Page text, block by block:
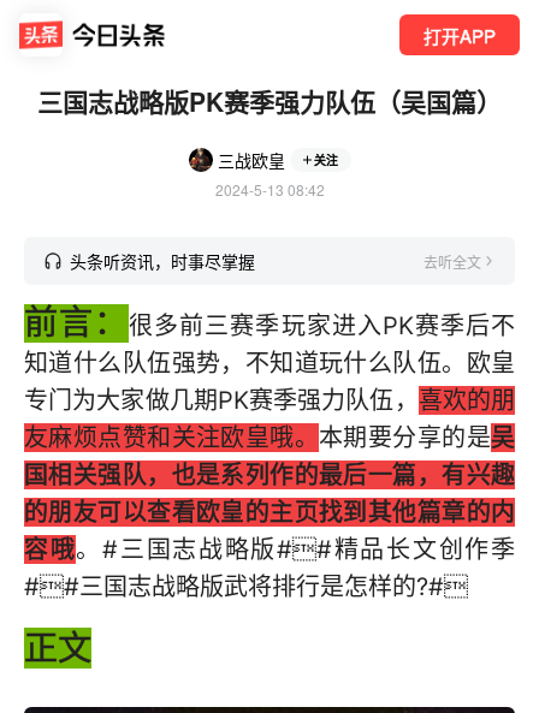
打开APP
三国志战略版PK赛季强力队伍（吴国篇）
三战欧皇 关注
2024-5-13 08:42
头条听资讯，时事尽掌握 去听全文
前言：很多前三赛季玩家进入PK赛季后不
知道什么队伍强势，不知道玩什么队伍。欧皇
专门为大家做几期PK赛季强力队伍， 喜欢的朋
友麻烦点赞和关注欧皇哦。 本期要分享的是吴
国相关强队，也是系列作的最后一篇，有兴趣
的朋友可以查看欧皇的主页找到其他篇章的内
容哦。#三国志战略版##精品长文创作季
##三国志战略版武将排行是怎样的?#
正文